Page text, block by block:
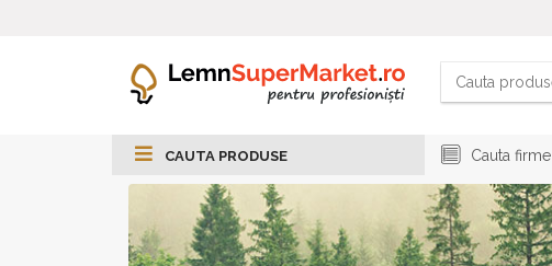
CAUTA PRODUSE Cauta firme